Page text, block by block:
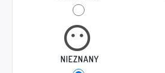
NIEZNANY